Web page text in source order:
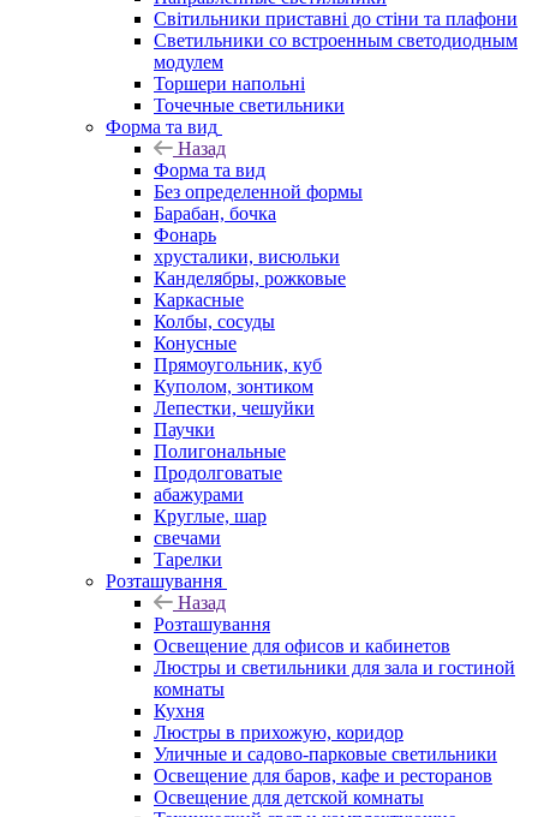
Світильники приставні до стіни та плафони
Светильники со встроенным светодиодным
модулем
Торшери напольні
Точечные светильники
Форма та вид
Назад
Форма та вид
Без определенной формы
Барабан, бочка
Фонарь
хрусталики, висюльки
Канделябры, рожковые
Каркасные
Колбы, сосуды
Конусные
Прямоугольник, куб
Куполом, зонтиком
Лепестки, чешуйки
Паучки
Полигональные
Продолговатые
абажурами
Круглые, шар
свечами
Тарелки
Розташування
Назад
Розташування
Освещение для офисов и кабинетов
Люстры и светильники для зала и гостиной
комнаты
Кухня
Люстры в прихожую, коридор
Уличные и садово-парковые светильники
Освещение для баров, кафе и ресторанов
Освещение для детской комнаты